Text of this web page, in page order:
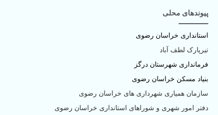
پیوندهای محلی
استانداری خراسان رضوی
تیرپارک لطف آباد
فرمانداری شهرستان درگز
بنیاد مسکن خراسان رضوی
سازمان همیاری شهرداری های خراسان رضوی
دفتر امور شهری و شوراهای استانداری خراسان رضوی